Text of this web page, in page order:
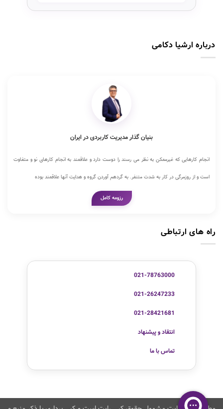
درباره ارشیا دکامی
بنیان گذار مدیریت کاربردی در ایران
انجام کارهایی که غیرممکن به نظر می رسند را دوست دارد و علاقمند به انجام کارهای نو و متفاوت
است و از روزمرگی در کار به شدت متنفر. به گردهم آوردن گروه و هدایت آنها علاقمند بوده
رزومه کامل
راه های ارتباطی
021-78763000
021-26247233
021-28421681
انتقاد و پیشنهاد
تماس با ما